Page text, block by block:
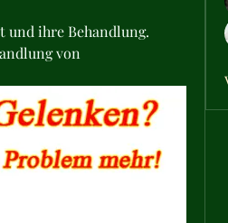
und ihre Behandlung.
von